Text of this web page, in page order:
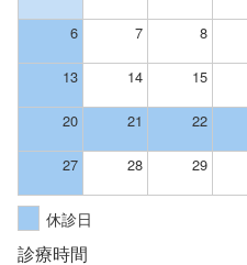
6 7 8
13 14 15
20 21 22
27 28 29
休診日
診療時間